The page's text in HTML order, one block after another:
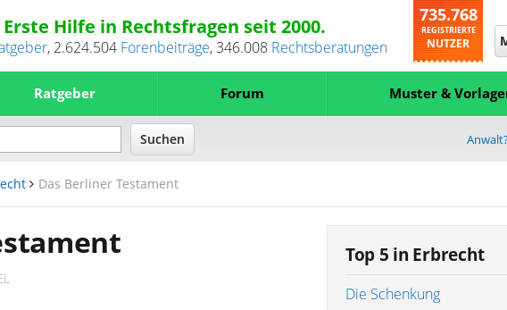
Erste Hilfe in Rechtsfragen seit 2000.
, 2.624.504 Forenbeiträge,346.008 Rechtsberatungen
735.768
REGISTRIERTE
NUTZER
Ratgeber Forum Muster &
Das Berliner Testament
Top 5 in Erbrecht
Die Schenkung